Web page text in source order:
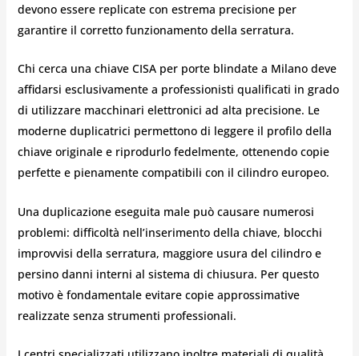
devono essere replicate con estrema precisione per
garantire il corretto funzionamento della serratura.
Chi cerca una chiave CISA per porte blindate a Milano deve
affidarsi esclusivamente a professionisti qualificati in grado
di utilizzare macchinari elettronici ad alta precisione. Le
moderne duplicatrici permettono di leggere il profilo della
chiave originale e riprodurlo fedelmente, ottenendo copie
perfette e pienamente compatibili con il cilindro europeo.
Una duplicazione eseguita male può causare numerosi
problemi: difficoltà nell’inserimento della chiave, blocchi
improvvisi della serratura, maggiore usura del cilindro e
persino danni interni al sistema di chiusura. Per questo
motivo è fondamentale evitare copie approssimative
realizzate senza strumenti professionali.